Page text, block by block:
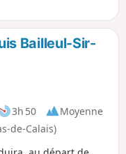
Bailleul-Sir-
3h 50
Moyenne
de-Calais)